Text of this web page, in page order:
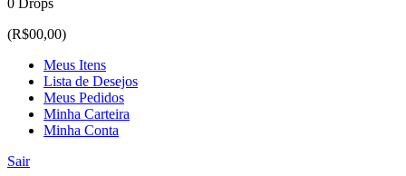
0 Drops
(R$00,00)
Meus Itens
Lista de Desejos
Meus Pedidos
Minha Carteira
Minha Conta
Sair